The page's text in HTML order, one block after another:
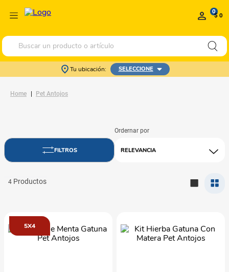
0$ 0
Buscar un producto o artículo
Tu ubicación: SELECCIONE
Pet Antojos
RELEVANCIA
4
5X4